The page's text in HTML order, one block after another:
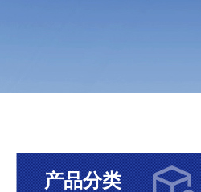
产品分类